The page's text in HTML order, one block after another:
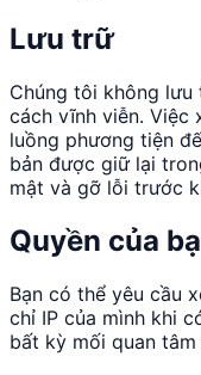
Lưu trữ
Chúng tôi không
cách vĩnh viễn. Việc
luồng phương tiện
bản được giữ lại
mật và gỡ lỗi trước
Quyền của
Bạn có thể yêu cầu
chỉ IP của mình khi
bất kỳ mối quan